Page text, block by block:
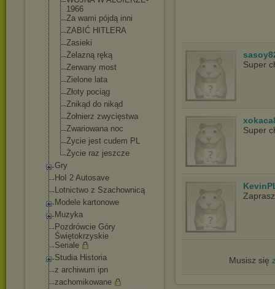
1966
Za wami pójdą inni
ZABIĆ HITLERA
Zasieki
Żelazną ręką
Zerwany most
Zielone lata
Złoty pociąg
Znikąd do nikąd
Żołnierz zwycięstwa
Zwariowana noc
Życie jest cudem PL
Życie raz jeszcze
Gry
HoI 2 Autosave
Lotnictwo z Szachownicą
Modele kartonowe
Muzyka
Pozdrówcie Góry
Świętokrzyskie
Seriale
Studia Historia
z archiwum ipn
zachomikowane
Super
Super
Musisz się